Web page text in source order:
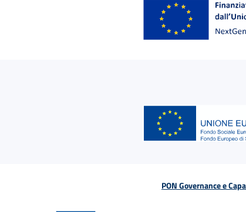
PON Governance e